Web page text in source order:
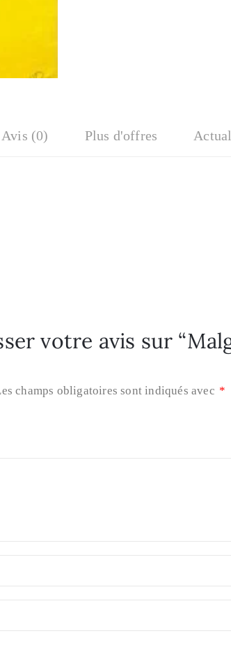
Avis (0) Plus d'offres
votre avis sur
champs obligatoires sont indiqués avec *